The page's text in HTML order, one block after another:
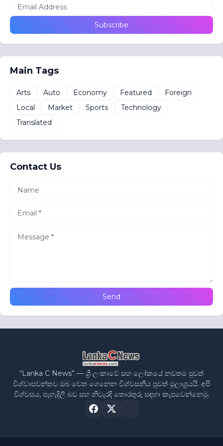
Main Tags
Arts Auto Economy Featured
Foreign
Local
Market Sports
Technology
Translated
Contact Us
“Lanka C News” — ශ්‍රී ලංකාවේ සහ ලෝකයේ නවතම පුවත්
විශ්වාසවන්තව ඔබ වෙත ගෙනෙන විශ්වසනීය පුවත් මූලාශ්‍රයයි. අපි
විශ්වසය, පැහැදිලි බව සහ නිවැරදි තොරතුරු සඳහා කැපවෙන්නෙමු.